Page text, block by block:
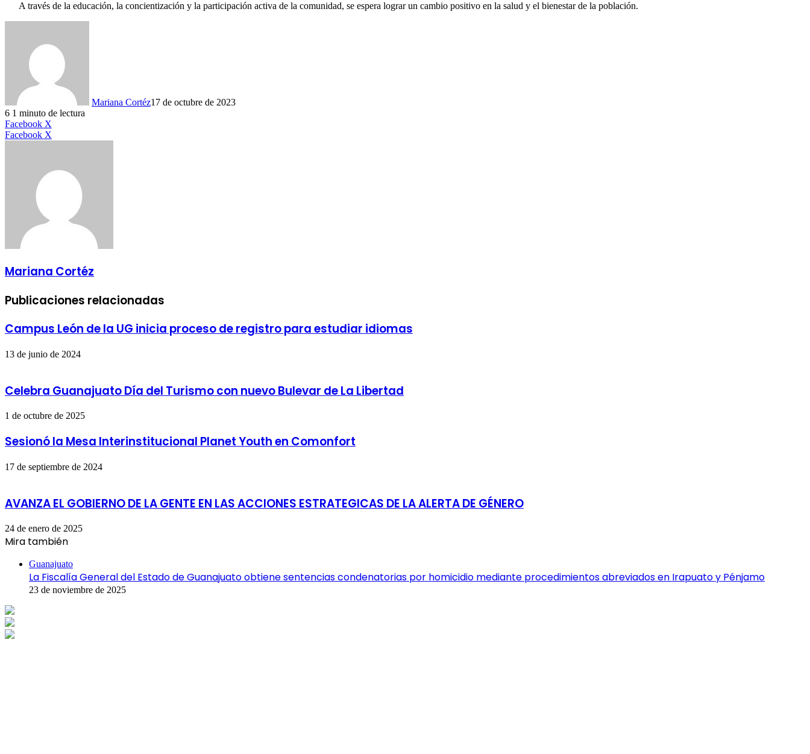
A través de la educación, la concientización y la participación activa de la comunidad, se espera lograr un cambio positivo en la salud y el bienestar de la población.
Mariana Cortéz17 de octubre de 2023
6 1 minuto de lectura
Facebook X
Facebook X
Mariana Cortéz
Publicaciones relacionadas
Campus León de la UG inicia proceso de registro para estudiar idiomas
13 de junio de 2024
Celebra Guanajuato Día del Turismo con nuevo Bulevar de La Libertad
1 de octubre de 2025
Sesionó la Mesa Interinstitucional Planet Youth en Comonfort
17 de septiembre de 2024
AVANZA EL GOBIERNO DE LA GENTE EN LAS ACCIONES ESTRATEGICAS DE LA ALERTA DE GÉNERO
24 de enero de 2025
Mira también
Guanajuato
La Fiscalía General del Estado de Guanajuato obtiene sentencias condenatorias por homicidio mediante procedimientos abreviados en Irapuato y Pénjamo
23 de noviembre de 2025